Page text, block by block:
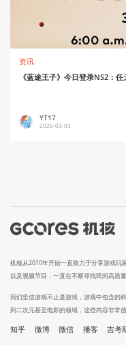
资讯
《蓝途王子》今日登录NS2：
YT17
2026-03-03
机核从2010年开始一直致力于分享游戏玩
以及视频节目，一直在不断寻找民间高质量
我们坚信游戏不止是游戏，游戏中包含的
到二次元甚至电影的领域，这些内容非常
知乎 微博 微信 播客 吉考